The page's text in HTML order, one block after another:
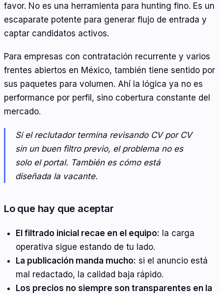
favor. No es una herramienta para hunting fino. Es un
escaparate potente para generar flujo de entrada y
captar candidatos activos.
Para empresas con contratación recurrente y varios
frentes abiertos en México, también tiene sentido por
sus paquetes para volumen. Ahí la lógica ya no es
performance por perfil, sino cobertura constante del
mercado.
Si el reclutador termina revisando CV por CV
sin un buen filtro previo, el problema no es
solo el portal. También es cómo está
diseñada la vacante.
Lo que hay que aceptar
El filtrado inicial recae en el equipo: la carga
operativa sigue estando de tu lado.
La publicación manda mucho: si el anuncio está
mal redactado, la calidad baja rápido.
Los precios no siempre son transparentes en la